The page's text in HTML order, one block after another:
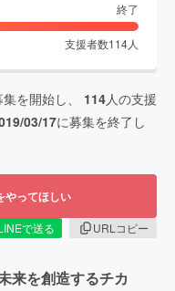
終了
支援者数114人
を開始し、 114人の支援
03/17に募集を終了し
やってほしい
で送る
URLコピー
来を創造するチカ